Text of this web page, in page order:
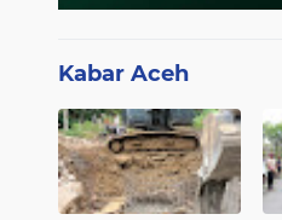
Kabar Aceh